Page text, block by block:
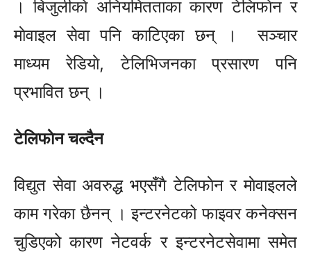
। बिजुलीकाे अनियमितताका कारण टेलिफाेन र
माेवाइल सेवा पनि काटिएका छन् । सञ्चार
माध्यम रेडियाे, टेलिभिजनका प्रसारण पनि
प्रभावित छन् ।
टेलिफाेन चल्दैन
विद्युत सेवा अवरुद्ध भएसँगै टेलिफाेन र माेवाइलले
काम गरेका छैनन् । इन्टरनेटको फाइवर कनेक्सन
चुडिएको कारण नेटवर्क र इन्टरनेटसेवामा समेत